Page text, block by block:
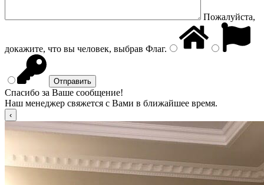
Пожалуйста,
докажите, что вы человек, выбрав Флаг.
Спасибо за Ваше сообщение!
Наш менеджер свяжется с Вами в ближайшее время.